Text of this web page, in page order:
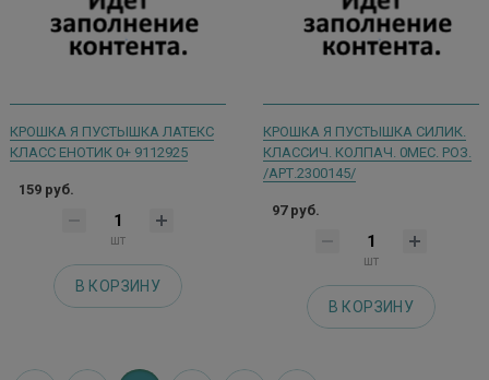
КРОШКА Я ПУСТЫШКА ЛАТЕКС
КЛАСС ЕНОТИК 0+ 9112925
159 руб.
шт
В КОРЗИНУ
КРОШКА Я ПУСТЫШКА СИЛИК.
КЛАССИЧ. КОЛПАЧ. 0МЕС. РОЗ.
/АРТ.2300145/
97 руб.
шт
В КОРЗИНУ